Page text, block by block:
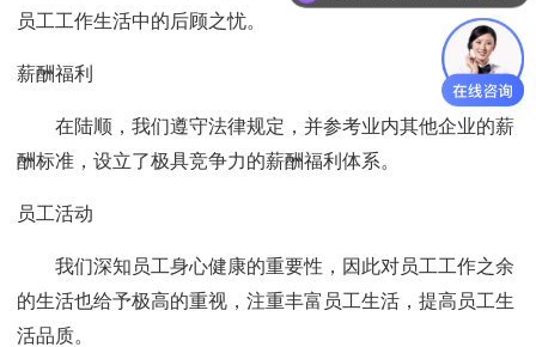
员工工作生活中的后顾之忧。
薪酬福利
在陆顺，我们遵守法律规定，并参考业内其他企业的薪
酬标准，设立了极具竞争力的薪酬福利体系。
员工活动
我们深知员工身心健康的重要性，因此对员工工作之余
的生活也给予极高的重视，注重丰富员工生活，提高员工生
活品质。